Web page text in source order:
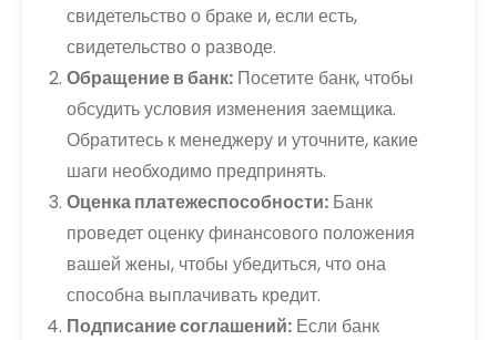
свидетельство о браке и, если есть,
свидетельство о разводе.
Обращение в банк: Посетите банк, чтобы
обсудить условия изменения заемщика.
Обратитесь к менеджеру и уточните, какие
шаги необходимо предпринять.
Оценка платежеспособности: Банк
проведет оценку финансового положения
вашей жены, чтобы убедиться, что она
способна выплачивать кредит.
Подписание соглашений: Если банк